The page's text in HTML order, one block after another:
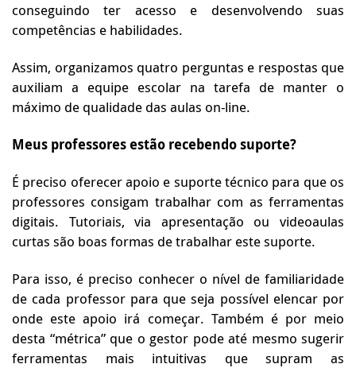
conseguindo ter acesso e desenvolvendo suas
competências e habilidades.
Assim, organizamos quatro perguntas e respostas que
auxiliam a equipe escolar na tarefa de manter o
máximo de qualidade das aulas on-line.
Meus professores estão recebendo suporte?
É preciso oferecer apoio e suporte técnico para que os
professores consigam trabalhar com as ferramentas
digitais. Tutoriais, via apresentação ou videoaulas
curtas são boas formas de trabalhar este suporte.
Para isso, é preciso conhecer o nível de familiaridade
de cada professor para que seja possível elencar por
onde este apoio irá começar. Também é por meio
desta “métrica” que o gestor pode até mesmo sugerir
ferramentas mais intuitivas que supram as